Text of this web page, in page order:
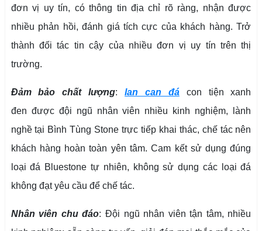
đơn vị uy tín, có thông tin địa chỉ rõ ràng, nhận được
nhiều phản hồi, đánh giá tích cực của khách hàng. Trở
thành đối tác tin cậy của nhiều đơn vị uy tín trên thị
trường.
Đảm bảo chất lượng:lan can đácon tiện xanh
đen được đội ngũ nhân viên nhiều kinh nghiệm, lành
nghề tại Bình Tùng Stone trực tiếp khai thác, chế tác nên
khách hàng hoàn toàn yên tâm. Cam kết sử dụng đúng
loại đá Bluestone tự nhiên, không sử dụng các loại đá
không đạt yêu cầu để chế tác.
Nhân viên chu đáo: Đội ngũ nhân viên tận tâm, nhiều